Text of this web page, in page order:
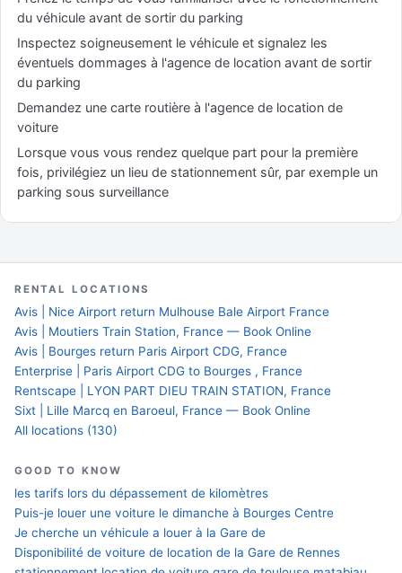
du véhicule avant de sortir du parking
Inspectez soigneusement le véhicule et signalez les
éventuels dommages à l'agence de location avant de sortir
du parking
Demandez une carte routière à l'agence de location de
voiture
Lorsque vous vous rendez quelque part pour la première
fois, privilégiez un lieu de stationnement sûr, par exemple un
parking sous surveillance
RENTAL LOCATIONS
Avis | Nice Airport return Mulhouse Bale Airport France
Avis | Moutiers Train Station, France — Book Online
Avis | Bourges return Paris Airport CDG, France
Enterprise | Paris Airport CDG to Bourges , France
Rentscape | LYON PART DIEU TRAIN STATION, France
Sixt | Lille Marcq en Baroeul, France — Book Online
All locations (130)
GOOD TO KNOW
les tarifs lors du dépassement de kilomètres
Puis-je louer une voiture le dimanche à Bourges Centre
Je cherche un véhicule a louer à la Gare de
Disponibilité de voiture de location de la Gare de Rennes